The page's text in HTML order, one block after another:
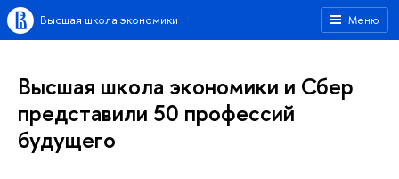
Меню
Высшая школа экономики
Высшая школа экономики и Сбер
представили 50 профессий
будущего